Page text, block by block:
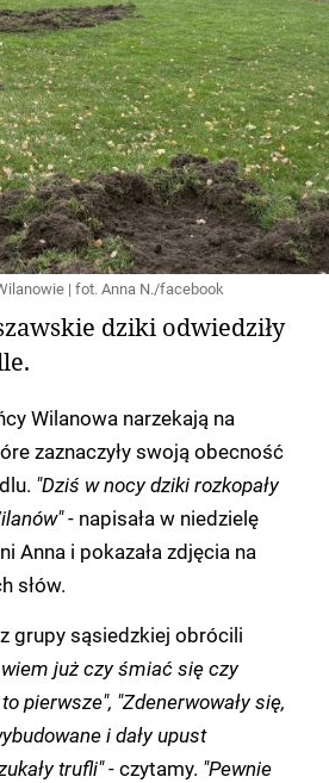
| fot. Anna N./facebook
dziki odwiedziły
Wilanowa narzekają na
zaznaczyły swoją obecność
"Dziś w nocy dziki rozkopały
- napisała w niedzielę
Anna i pokazała zdjęcia na
słów.
grupy sąsiedzkiej obrócili
już czy śmiać się czy
pierwsze", "Zdenerwowały się,
i dały upust
trufli"- czytamy. "Pewnie